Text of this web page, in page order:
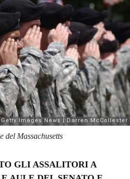
del Massachusetts
GLI ASSALITORI A